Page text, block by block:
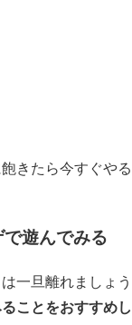
きたら今すぐや
遊んでみる
一旦離れましょう
ことをおすすめし